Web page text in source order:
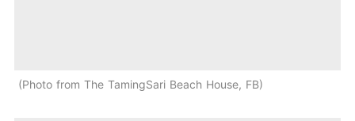
Photo from The TamingSari Beach House, FB